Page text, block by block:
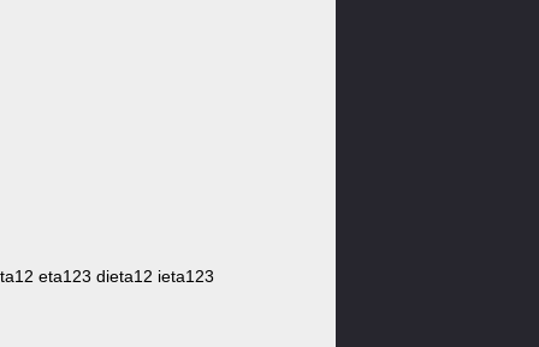
eta123 dieta12 ieta123